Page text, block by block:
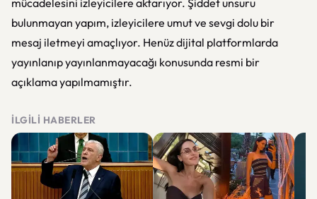
mücadelesini izleyicilere aktarıyor. Şiddet unsuru
bulunmayan yapım, izleyicilere umut ve sevgi dolu bir
mesaj iletmeyi amaçlıyor. Henüz dijital platformlarda
yayınlanıp yayınlanmayacağı konusunda resmi bir
açıklama yapılmamıştır.
İLGILI HABERLER